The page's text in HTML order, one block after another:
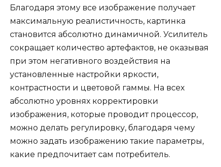
Благодаря этому все изображение получает
максимальную реалистичность, картинка
становится абсолютно динамичной. Усилитель
сокращает количество артефактов, не оказывая
при этом негативного воздействия на
установленные настройки яркости,
контрастности и цветовой гаммы. На всех
абсолютно уровнях корректировки
изображения, которые проводит процессор,
можно делать регулировку, благодаря чему
можно задать изображению такие параметры,
какие предпочитает сам потребитель.